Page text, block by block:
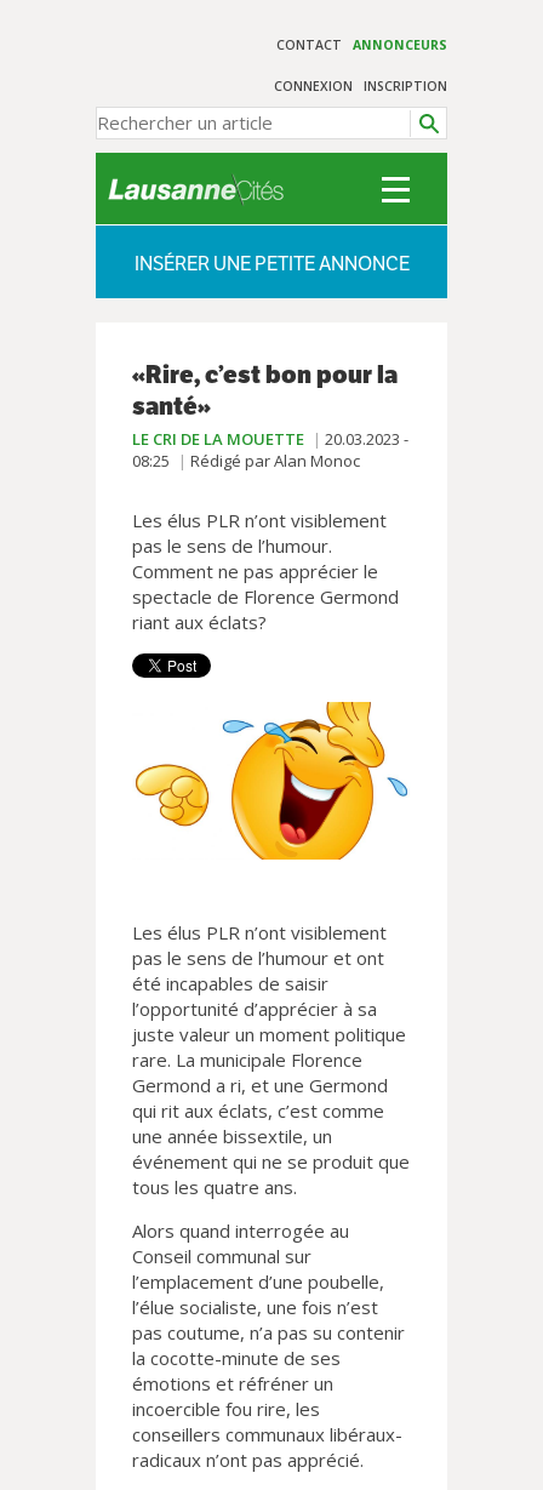
CONTACT ANNONCEURS
CONNEXION INSCRIPTION
INSÉRER UNE PETITE ANNONCE
«Rire, c’est bon pour la
santé»
LE CRI DE LA MOUETTE
20.03.2023 -
08:25
Rédigé par Alan Monoc
Les élus PLR n’ont visiblement
pas le sens de l’humour.
Comment ne pas apprécier le
spectacle de Florence Germond
riant aux éclats?
Les élus PLR n’ont visiblement
pas le sens de l’humour et ont
été incapables de saisir
l’opportunité d’apprécier à sa
juste valeur un moment politique
rare. La municipale Florence
Germond a ri, et une Germond
qui rit aux éclats, c’est comme
une année bissextile, un
événement qui ne se produit que
tous les quatre ans.
Alors quand interrogée au
Conseil communal sur
l’emplacement d’une poubelle,
l’élue socialiste, une fois n’est
pas coutume, n’a pas su contenir
la cocotte-minute de ses
émotions et réfréner un
incoercible fou rire, les
conseillers communaux libéraux-
radicaux n’ont pas apprécié.